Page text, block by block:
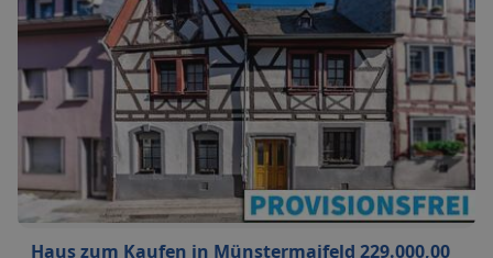
Haus zum Kaufen in Münstermaifeld 229.000,00